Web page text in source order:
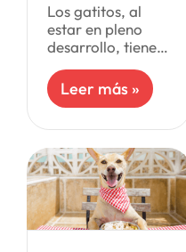
Los gatitos, al
estar en pleno
desarrollo, tienen
nutricionales
distintas a los
que implica un
mayor consumo
de calorías.
Muchos alimentos
Leer más »